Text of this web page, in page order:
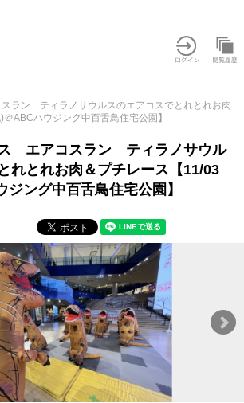
ラン ティラノサウルスのエアコスでとれとれお肉
ABCハウジング中百舌鳥住宅公園】
エアコスラン ティラノサウル
れとれお肉＆プチレース【11/03
ング中百舌鳥住宅公園】